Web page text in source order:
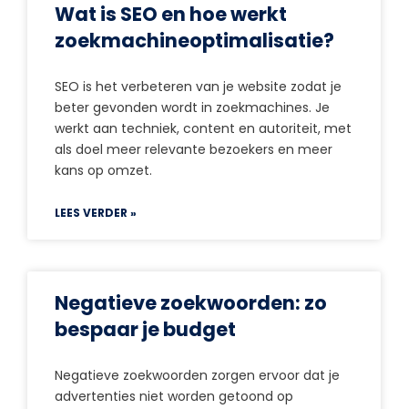
Wat is SEO en hoe werkt
zoekmachineoptimalisatie?
SEO is het verbeteren van je website zodat je
beter gevonden wordt in zoekmachines. Je
werkt aan techniek, content en autoriteit, met
als doel meer relevante bezoekers en meer
kans op omzet.
LEES VERDER »
Negatieve zoekwoorden: zo
bespaar je budget
Negatieve zoekwoorden zorgen ervoor dat je
advertenties niet worden getoond op